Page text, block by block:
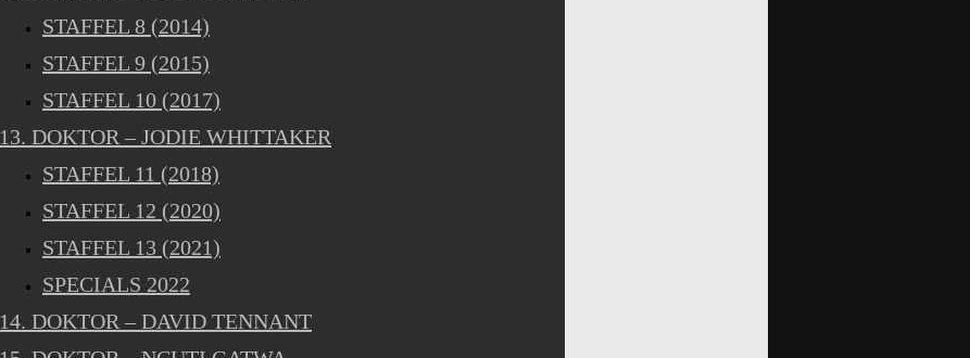
STAFFEL 8 (2014)
STAFFEL 9 (2015)
STAFFEL 10 (2017)
13. DOKTOR – JODIE WHITTAKER
STAFFEL 11 (2018)
STAFFEL 12 (2020)
STAFFEL 13 (2021)
SPECIALS 2022
14. DOKTOR – DAVID TENNANT